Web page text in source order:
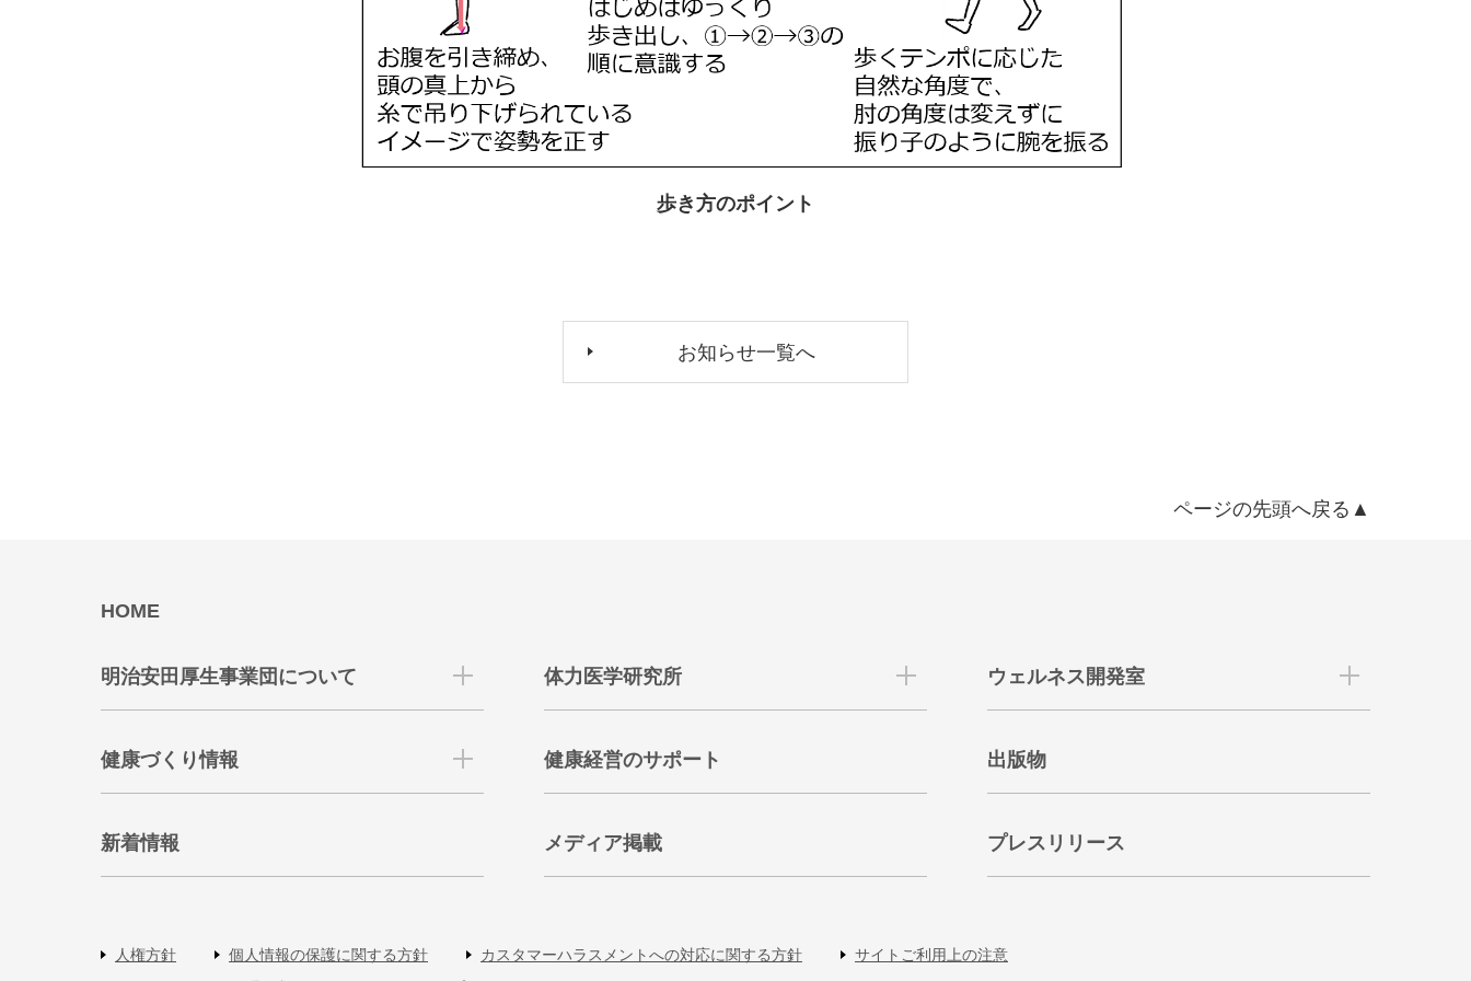
歩き方のポイント
お知らせ一覧へ
ページの先頭へ戻る▲
HOME
明治安田厚生事業団について 体力医学研究所 ウェルネス開発室
健康づくり情報 健康経営のサポート 出版物
新着情報 メディア掲載 プレスリリース
人権方針 個人情報の保護に関する方針 カスタマーハラスメントへの対応に関する方針
サイトご利用上の注意